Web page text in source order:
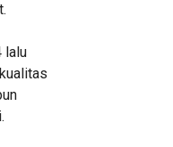
lalu